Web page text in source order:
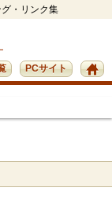
・リンク集
PCサイト